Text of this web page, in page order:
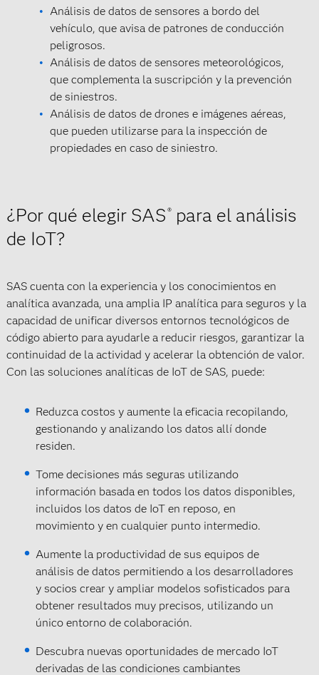
Análisis de datos de sensores a bordo del
vehículo, que avisa de patrones de conducción
peligrosos.
Análisis de datos de sensores meteorológicos,
que complementa la suscripción y la prevención
de siniestros.
Análisis de datos de drones e imágenes aéreas,
que pueden utilizarse para la inspección de
propiedades en caso de siniestro.
¿Por qué elegir SAS®para el análisis
de IoT?
SAS cuenta con la experiencia y los conocimientos en
analítica avanzada, una amplia IP analítica para seguros y la
capacidad de unificar diversos entornos tecnológicos de
código abierto para ayudarle a reducir riesgos, garantizar la
continuidad de la actividad y acelerar la obtención de valor.
Con las soluciones analíticas de IoT de SAS, puede:
Reduzca costos y aumente la eficacia recopilando,
gestionando y analizando los datos allí donde
residen.
Tome decisiones más seguras utilizando
información basada en todos los datos disponibles,
incluidos los datos de IoT en reposo, en
movimiento y en cualquier punto intermedio.
Aumente la productividad de sus equipos de
análisis de datos permitiendo a los desarrolladores
y socios crear y ampliar modelos sofisticados para
obtener resultados muy precisos, utilizando un
único entorno de colaboración.
Descubra nuevas oportunidades de mercado IoT
derivadas de las condiciones cambiantes